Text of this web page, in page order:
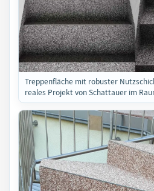
Treppenfläche mit robuster
reales Projekt von Schattauer im